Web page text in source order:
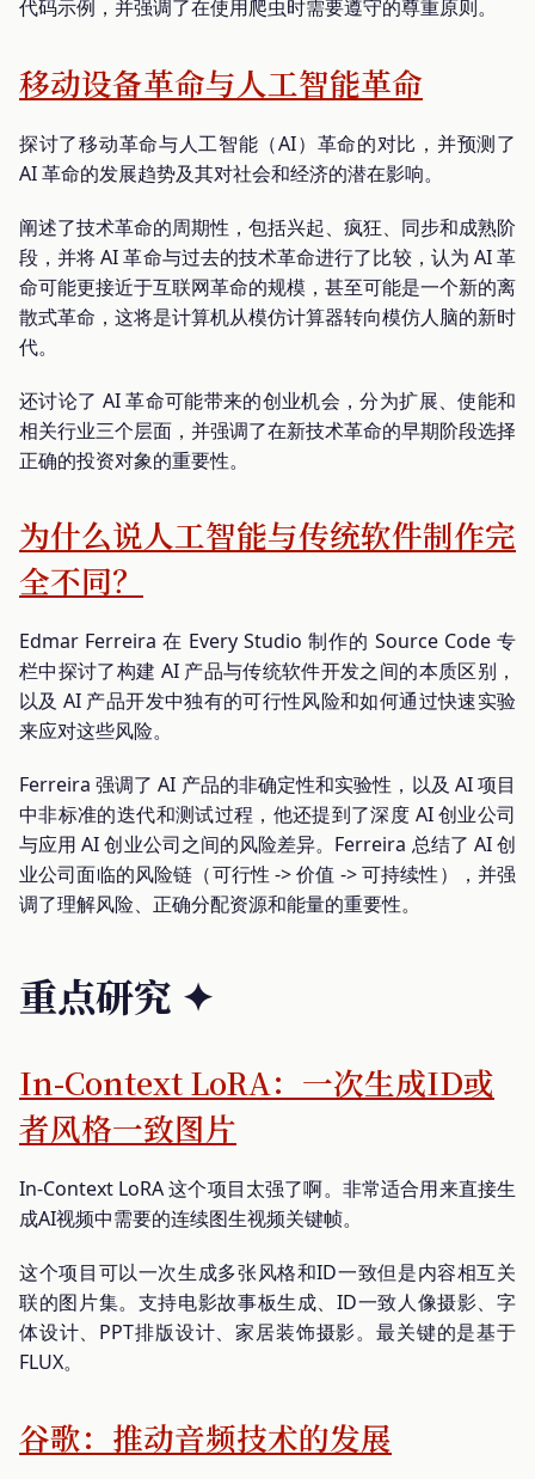
代码示例，并强调了在使用爬虫时需要遵守的尊重原则。
移动设备革命与人工智能革命
探讨了移动革命与人工智能（AI）革命的对比，并预测了
AI 革命的发展趋势及其对社会和经济的潜在影响。
阐述了技术革命的周期性，包括兴起、疯狂、同步和成熟阶
段，并将 AI 革命与过去的技术革命进行了比较，认为 AI 革
命可能更接近于互联网革命的规模，甚至可能是一个新的离
散式革命，这将是计算机从模仿计算器转向模仿人脑的新时
代。
还讨论了 AI 革命可能带来的创业机会，分为扩展、使能和
相关行业三个层面，并强调了在新技术革命的早期阶段选择
正确的投资对象的重要性。
为什么说人工智能与传统软件制作完
全不同？
Edmar Ferreira 在 Every Studio 制作的 Source Code 专
栏中探讨了构建 AI 产品与传统软件开发之间的本质区别，
以及 AI 产品开发中独有的可行性风险和如何通过快速实验
来应对这些风险。
Ferreira 强调了 AI 产品的非确定性和实验性，以及 AI 项目
中非标准的迭代和测试过程，他还提到了深度 AI 创业公司
与应用 AI 创业公司之间的风险差异。Ferreira 总结了 AI 创
业公司面临的风险链（可行性 -> 价值 -> 可持续性），并强
调了理解风险、正确分配资源和能量的重要性。
重点研究 ✦
In-Context LoRA：一次生成ID或
者风格一致图片
In-Context LoRA 这个项目太强了啊。非常适合用来直接生
成AI视频中需要的连续图生视频关键帧。
这个项目可以一次生成多张风格和ID一致但是内容相互关
联的图片集。支持电影故事板生成、ID一致人像摄影、字
体设计、PPT排版设计、家居装饰摄影。最关键的是基于
FLUX。
谷歌：推动音频技术的发展